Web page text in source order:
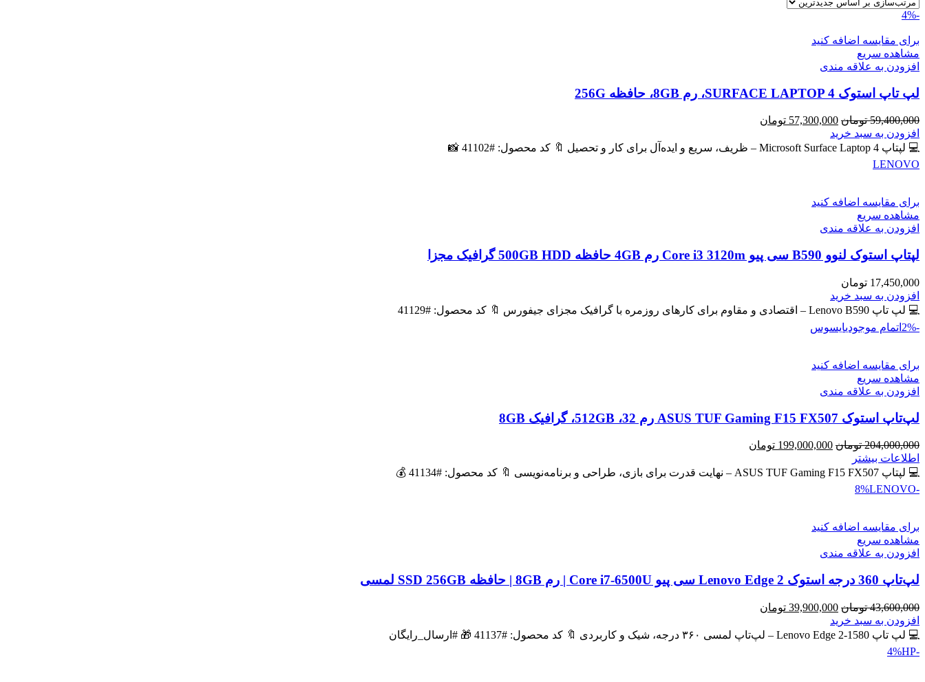
-4%
برای مقایسه اضافه کنید
مشاهده سریع
افزودن به علاقه مندی
لپ تاپ استوک SURFACE LAPTOP 4، رم 8GB، حافظه 256G
59,400,000 تومان قیمت
اصلی
59,400,000 تومان
57,300,000 تومان
57,300,000 تومان
افزودن به سبد خرید
💻 لپتاپ Microsoft Surface Laptop 4 – ظریف، سریع و ایده‌آل برای کار و تحصیل 🔖 کد محصول: #41102 📸
LENOVO
برای مقایسه اضافه کنید
مشاهده سریع
افزودن به علاقه مندی
لپتاپ استوک لنوو B590 سی پیو Core i3 3120m رم 4GB حافظه 500GB HDD گرافیک مجزا
17,450,000 تومان
افزودن به سبد خرید
💻 لپ تاپ Lenovo B590 – اقتصادی و مقاوم برای کارهای روزمره با گرافیک مجزای جیفورس 🔖 کد محصول: #41129
-2%
اتمام موجودیایسوس
برای مقایسه اضافه کنید
مشاهده سریع
افزودن به علاقه مندی
لپ‌تاپ استوک ASUS TUF Gaming F15 FX507 رم 32، 512GB، گرافیک 8GB
204,000,000 تومان قیمت
204,000,000 تومان
199,000,000 تومان
199,000,000 تومان
اطلاعات بیشتر
💻 لپتاپ ASUS TUF Gaming F15 FX507 – نهایت قدرت برای بازی، طراحی و برنامه‌نویسی 🔖 کد محصول: #41134 💰
-8%
LENOVO
برای مقایسه اضافه کنید
مشاهده سریع
افزودن به علاقه مندی
لپ‌تاپ 360 درجه استوک Lenovo Edge 2 سی پیو Core i7-6500U | رم 8GB | حافظه SSD 256GB لمسی
43,600,000 تومان قیمت
اصلی
43,600,000 تومان
39,900,000 تومان
39,900,000 تومان
افزودن به سبد خرید
💻 لپ تاپ Lenovo Edge 2-1580 – لپ‌تاپ لمسی ۳۶۰ درجه، شیک و کاربردی 🔖 کد محصول: #41137 🎁 #ارسال_رایگان
-4%
HP